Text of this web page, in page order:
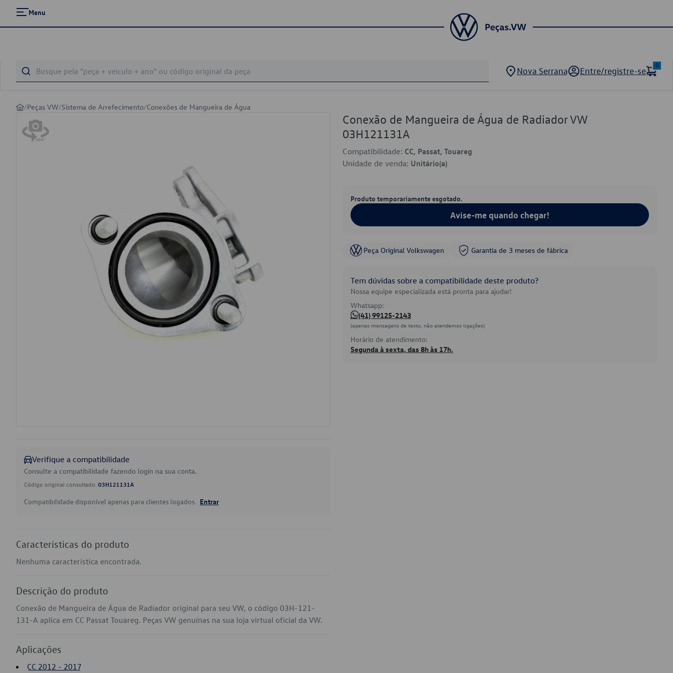
Menu
Nova Serrana Entre/registre-se
0
/Peças VW/Sistema de Arrefecimento/Conexões de Mangueira de Água
Verifique a compatibilidade
Consulte a compatibilidade fazendo login na sua conta.
Código original consultado: 03H121131A
Compatibilidade disponível apenas para clientes logados. Entrar
Características do produto
Nenhuma característica encontrada.
Descrição do produto
Conexão de Mangueira de Água de Radiador original para seu VW, o código 03H-121-
131-A aplica em CC Passat Touareg. Peças VW genuínas na sua loja virtual oficial da VW.
Aplicações
CC 2012 - 2017
Conexão de Mangueira de Água de Radiador VW
03H121131A
Compatibilidade: CC, Passat, Touareg
Unidade de venda: Unitário(a)
Produto temporariamente esgotado.
Avise-me quando chegar!
Peça Original Volkswagen Garantia de 3 meses de fábrica
Tem dúvidas sobre a compatibilidade deste produto?
Nossa equipe especializada está pronta para ajudar!
Whatsapp:
(41) 99125-2143
(apenas mensagens de texto, não atendemos ligações)
Horário de atendimento:
Segunda à sexta, das 8h às 17h.